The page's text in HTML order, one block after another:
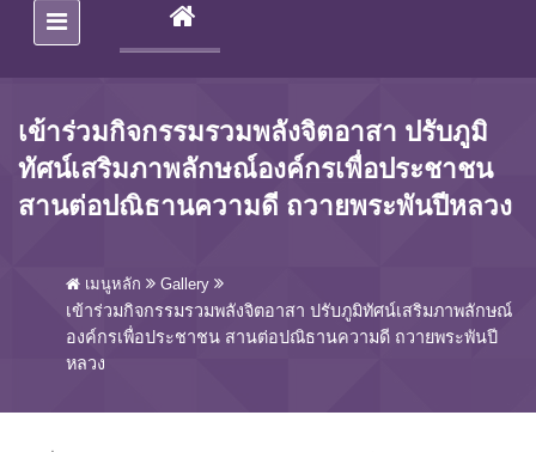
(CURRENT)
เข้าร่วมกิจกรรมรวมพลังจิตอาสา ปรับภูมิ
ทัศน์เสริมภาพลักษณ์องค์กรเพื่อประชาชน
สานต่อปณิธานความดี ถวายพระพันปีหลวง
เมนูหลัก Gallery
เข้าร่วมกิจกรรมรวมพลังจิตอาสา ปรับภูมิทัศน์เสริมภาพลักษณ์
องค์กรเพื่อประชาชน สานต่อปณิธานความดี ถวายพระพันปี
หลวง